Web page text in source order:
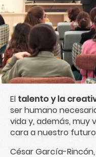
El talento y la
ser humano
vida y, además, muy
cara a nuestro
César García-Rincón